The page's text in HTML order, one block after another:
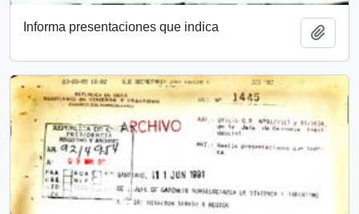
Informa presentaciones que indica